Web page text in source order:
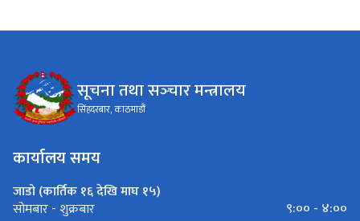
सूचना तथा सञ्‍चार मन्त्रालय
सिंहदरबार, काठमाडौं
कार्यालय समय
जाडो (कार्तिक १६ देखि माघ १५)
सोमबार - शुक्रबार
९:०० - ४:००